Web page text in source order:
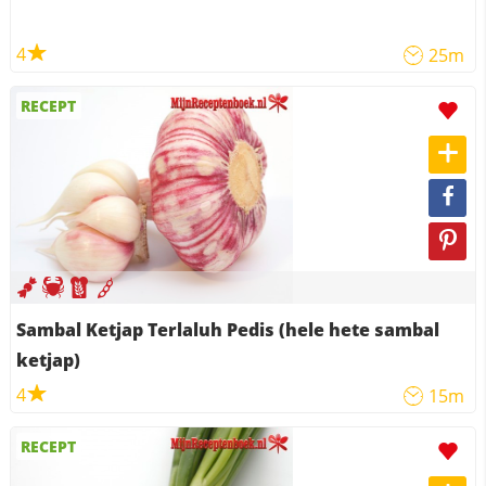
4 25m
RECEPT
Sambal Ketjap Terlaluh Pedis (hele hete sambal
ketjap)
4
15m
RECEPT